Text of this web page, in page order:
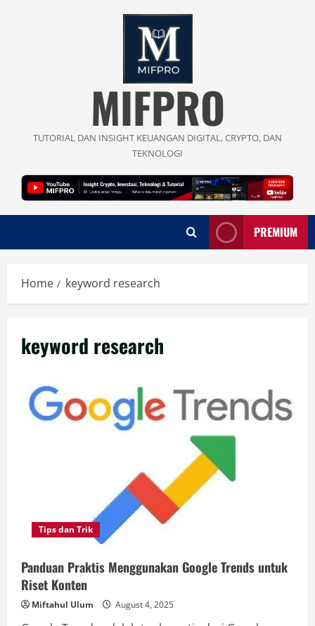
MIFPRO
TUTORIAL DAN INSIGHT KEUANGAN DIGITAL, CRYPTO, DAN
TEKNOLOGI
PREMIUM
Home keyword research
keyword research
Tips dan Trik
Panduan Praktis Menggunakan Google Trends untuk
Riset Konten
Miftahul Ulum August 4, 2025